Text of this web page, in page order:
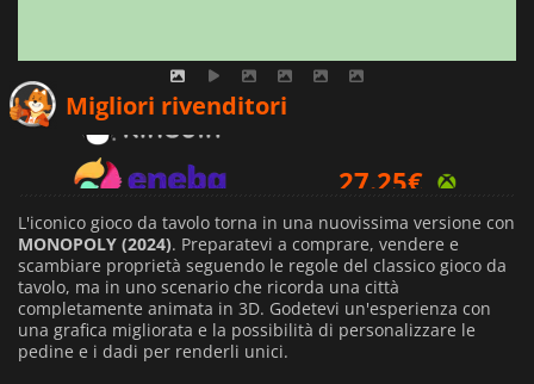
Migliori rivenditori
27.25 €
9.72€
L'iconico gioco da tavolo torna in una nuovissima versione con
MONOPOLY (2024). Preparatevi a comprare, vendere e
scambiare proprietà seguendo le regole del classico gioco da
tavolo, ma in uno scenario che ricorda una città
completamente animata in 3D. Godetevi un'esperienza con
una grafica migliorata e la possibilità di personalizzare le
pedine e i dadi per renderli unici.